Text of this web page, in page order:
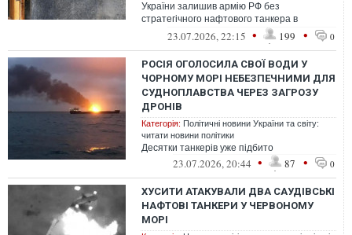
України залишив армію РФ без
стратегічного нафтового танкера в
Чорному морі та зруйнував критично
важливу ворожу лог...
23.07.2026, 22:15 • 199 • 0
РОСІЯ ОГОЛОСИЛА СВОЇ ВОДИ У
ЧОРНОМУ МОРІ НЕБЕЗПЕЧНИМИ ДЛЯ
СУДНОПЛАВСТВА ЧЕРЕЗ ЗАГРОЗУ
ДРОНІВ
Категорія: Політичні новини України та світу:
читати новини політики
Десятки танкерів уже підбито
23.07.2026, 20:44 • 87 • 0
ХУСИТИ АТАКУВАЛИ ДВА САУДІВСЬКІ
НАФТОВІ ТАНКЕРИ У ЧЕРВОНОМУ
МОРІ